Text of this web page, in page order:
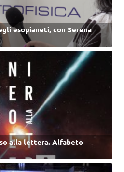
esopianeti, con Serena
alla lettera. Alfabeto